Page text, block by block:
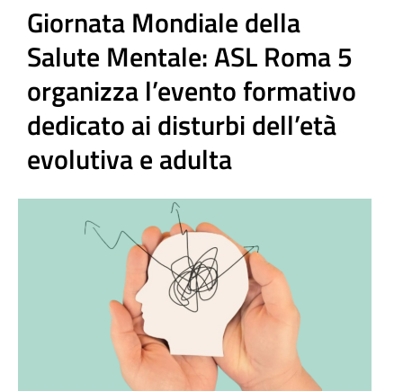
Giornata Mondiale della
Salute Mentale: ASL Roma 5
organizza l’evento formativo
dedicato ai disturbi dell’età
evolutiva e adulta